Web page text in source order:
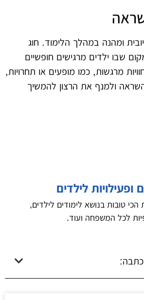
ומהנה במהלך הלימוד. חוג
שבו ילדים מרגישים חופשיים
מרגשות, כמו מופעים או תחרויות,
השראה ולמנף את הרצון להמשיך
ופעילויות לילדים
טובות בנושא לימודים לילדים,
לכל המשפחה ועוד.